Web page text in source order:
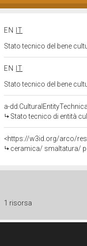
EN
IT
Stato tecnico del bene
EN
IT
Stato tecnico del bene
a-
Stato tecnico di entità
<https://w3id.org/arco/
ceramica/ smaltatura/
1 risorsa